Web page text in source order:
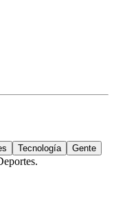
Tecnología Gente
.